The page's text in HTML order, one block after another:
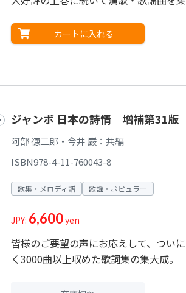
カートに入れる
ジャンボ 日本の詩情 増補第31版
阿部 徳二郎・今井 巌：共編
ISBN978-4-11-760043-8
歌集・メロディ譜 歌謡・ポピュラー
JPY: 6,600yen
皆様のご要望の声にお応えして、つい
く3000曲以上収めた歌詞集の集大成。